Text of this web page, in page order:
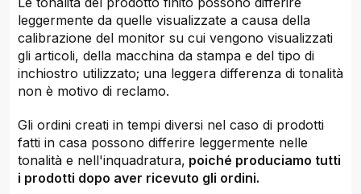
leggermente da quelle visualizzate a causa della
calibrazione del monitor su cui vengono visualizzati
gli articoli, della macchina da stampa e del tipo di
inchiostro utilizzato; una leggera differenza di tonalità
non è motivo di reclamo.
Gli ordini creati in tempi diversi nel caso di prodotti
fatti in casa possono differire leggermente nelle
tonalità e nell'inquadratura, poiché produciamo tutti
i prodotti dopo aver ricevuto gli ordini.